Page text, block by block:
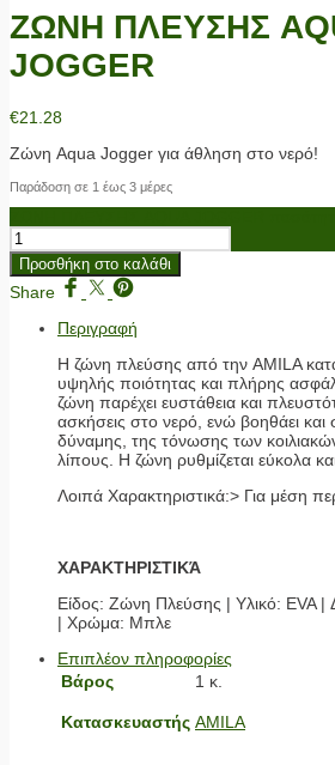
ΖΩΝΗ ΠΛΕΥΣΗΣ
JOGGER
€21.28
Ζώνη Aqua Jogger για άθληση στο νερό!
Παράδοση σε 1 έως 3 μέρες
Προσθήκη στο καλάθι
Share
Περιγραφή
Η ζώνη πλεύσης από την AMILA
υψηλής ποιότητας και πλήρης
ζώνη παρέχει ευστάθεια και
ασκήσεις στο νερό, ενώ βοηθάει και
δύναμης, της τόνωσης των
λίπους. Η ζώνη ρυθμίζεται εύκολα και
Λοιπά Χαρακτηριστικά:> Για μέση
ΧΑΡΑΚΤΗΡΙΣΤΙΚΆ
Είδος: Ζώνη Πλεύσης | Υλικό: EVA |
| Χρώμα: Μπλε
Επιπλέον πληροφορίες
Βάρος
1 κ.
Κατασκευαστής AMILA